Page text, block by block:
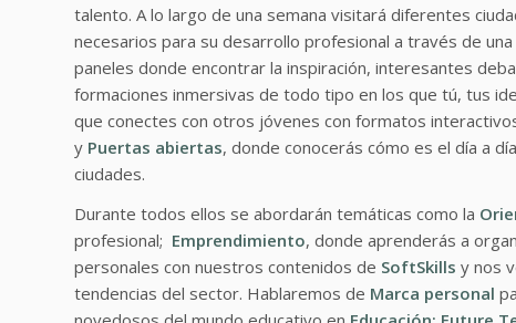
talento. A lo largo de una semana visitará diferentes
necesarios para su desarrollo profesional a través de
paneles donde encontrar la inspiración, interesantes
formaciones inmersivas de todo tipo en los que tú, tus
que conectes con otros jóvenes con formatos
y Puertas abiertas, donde conocerás cómo es el día a
ciudades.
Durante todos ellos se abordarán temáticas como la
profesional; Emprendimiento, donde aprenderás a
personales con nuestros contenidos de SoftSkills y nos
tendencias del sector. Hablaremos de Marca personal